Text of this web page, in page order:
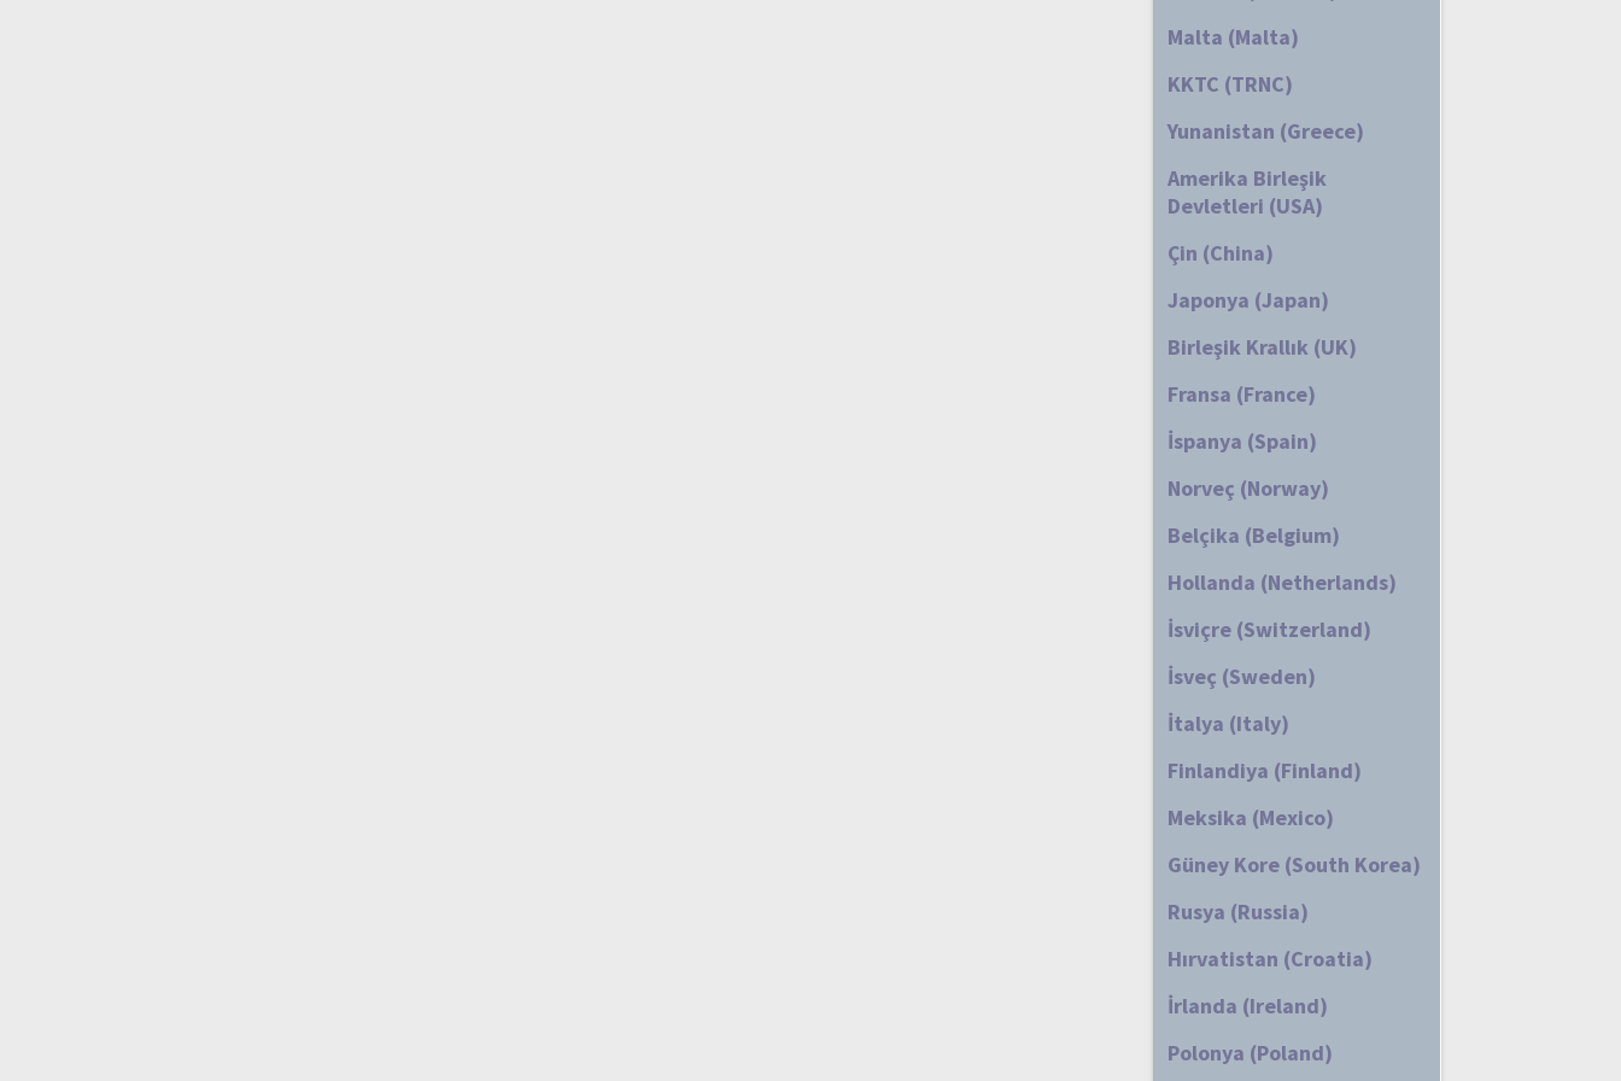
Malta (Malta)
KKTC (TRNC)
Yunanistan (Greece)
Amerika Birleşik
Devletleri (USA)
Çin (China)
Japonya (Japan)
Birleşik Krallık (UK)
Fransa (France)
İspanya (Spain)
Norveç (Norway)
Belçika (Belgium)
Hollanda (Netherlands)
İsviçre (Switzerland)
İsveç (Sweden)
İtalya (Italy)
Finlandiya (Finland)
Meksika (Mexico)
Güney Kore (South Korea)
Rusya (Russia)
Hırvatistan (Croatia)
İrlanda (Ireland)
Polonya (Poland)